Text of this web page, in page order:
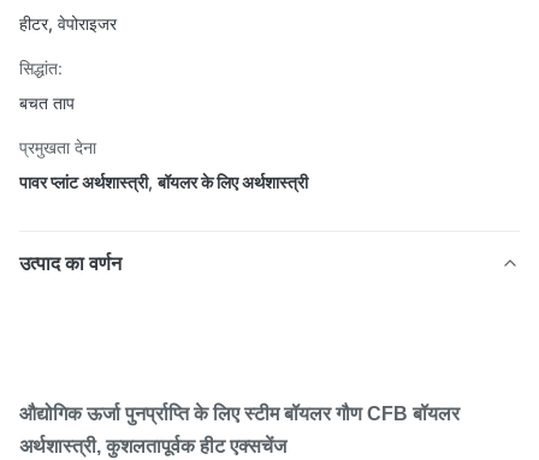
हीटर, वेपोराइजर
सिद्धांत:
बचत ताप
प्रमुखता देना
पावर प्लांट अर्थशास्त्री,बॉयलर के लिए अर्थशास्त्री
उत्पाद का वर्णन
औद्योगिक ऊर्जा पुनर्प्राप्ति के लिए स्टीम बॉयलर गौण CFB बॉयलर
अर्थशास्त्री, कुशलतापूर्वक हीट एक्सचेंज